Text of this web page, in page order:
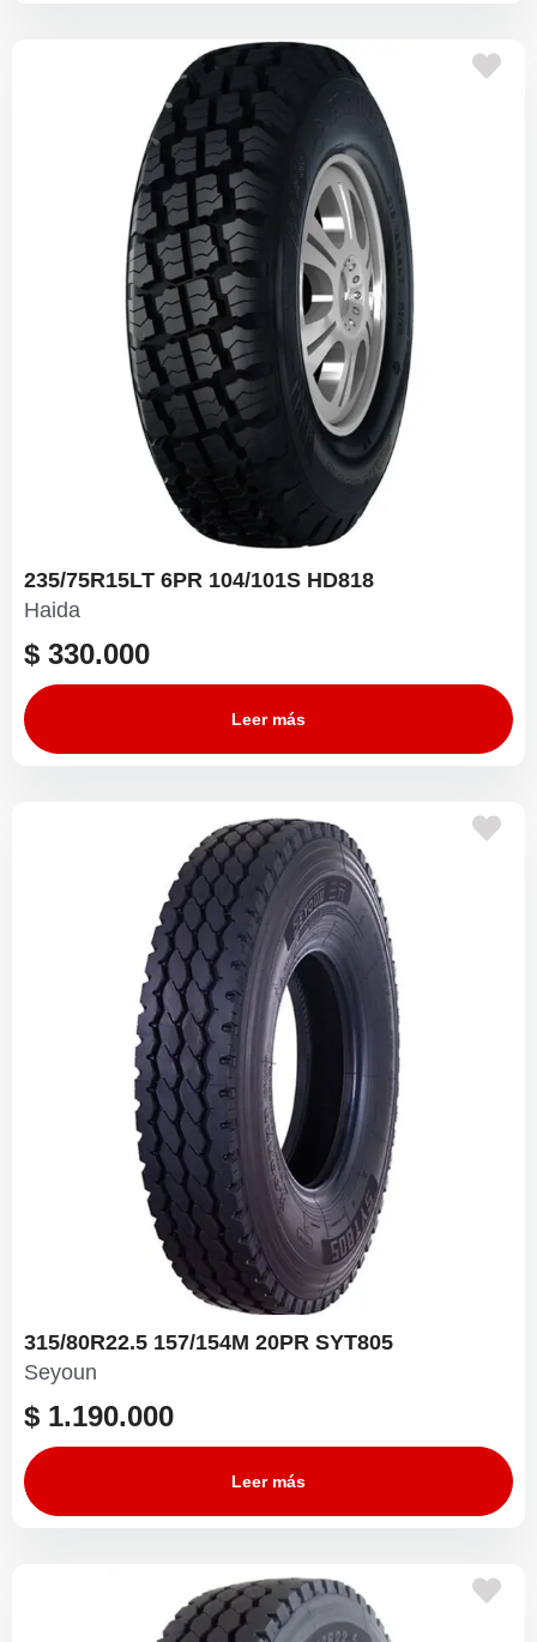
235/75R15LT 6PR 104/101S HD818
Haida
$ 330.000
Leer más
315/80R22.5 157/154M 20PR SYT805
Seyoun
$ 1.190.000
Leer más